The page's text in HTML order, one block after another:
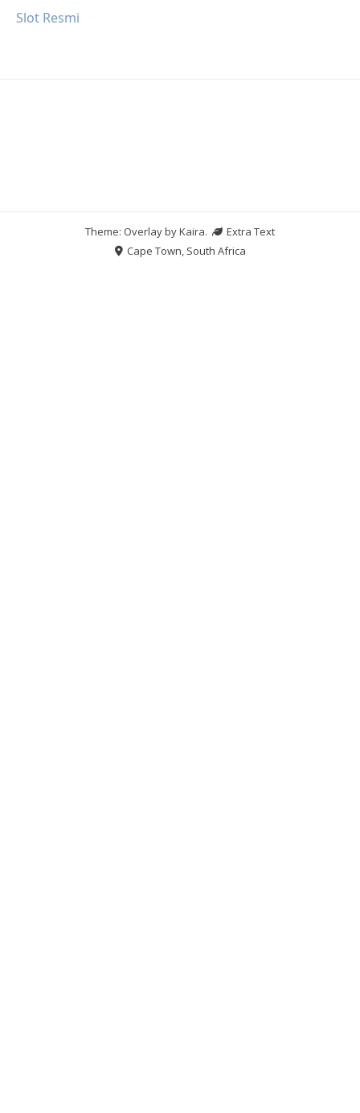
Slot Resmi
Theme: Overlay byKaira.
Extra Text
Cape Town, South Africa